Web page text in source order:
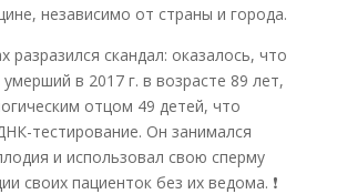
независимо от страны и города.
разразился скандал: оказалось, что
умерший в 2017 г. в возрасте 89 лет,
отцом 49 детей, что
тестирование. Он занимался
и использовал свою сперму
своих пациенток без их ведома. ❗